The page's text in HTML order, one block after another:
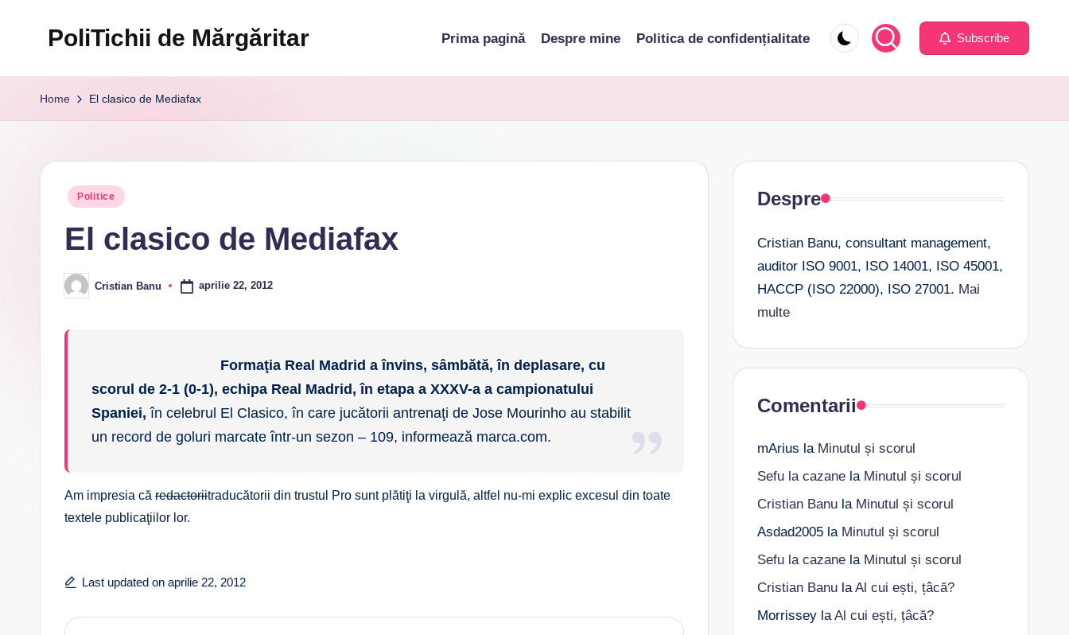
PoliTichii de Mărgăritar Prima pagină Despre mine Politica de confidențialitate Subscribe
Home El clasico de Mediafax
Posted
Politice
El clasico de Mediafax
Posted
by
Cristian Banu aprilie 22, 2012
Formaţia Real Madrid a învins, sâmbătă, în deplasare, cu
scorul de 2-1 (0-1), echipa Real Madrid, în etapa a XXXV-a a campionatului
Spaniei, în celebrul El Clasico, în care jucătorii antrenaţi de Jose Mourinho au stabilit
un record de goluri marcate într-un sezon – 109, informează marca.com.
Am impresia că redactoriitraducătorii din trustul Pro sunt plătiţi la virgulă, altfel nu-mi explic excesul din toate
textele publicaţiilor lor.
Last updated on aprilie 22, 2012
Despre
Cristian Banu, consultant management,
auditor ISO 9001, ISO 14001, ISO 45001,
HACCP (ISO 22000), ISO 27001. Mai
multe
Comentarii
mArius la Minutul și scorul
Sefu la cazanela Minutul și scorul
Cristian Banula Minutul și scorul
Asdad2005la Minutul și scorul
Sefu la cazanela Minutul și scorul
Cristian BanulaAl cui ești, țâcă?
MorrisseylaAl cui ești, țâcă?